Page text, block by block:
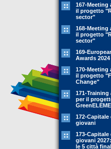
167-Meeting
il progetto
sector"
168-Meeting
il progetto
sector"
169-
Awards 2024
170-Meeting
il progetto
Change"
171-Training
per il
172-Capitale
giovani
173-Capitale
giovani
le 5 città